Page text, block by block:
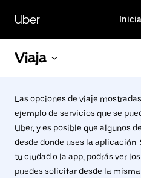
contenido
principal
Uber
Viaja
Las opciones de viaje
ejemplo de servicios que se
Uber, y es posible que algunos
desde donde uses la aplicación.
tu ciudad o la app, podrás ver
puedes solicitar desde la misma.